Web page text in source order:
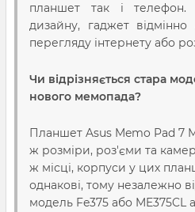
планшет так і телефон.
дизайну, гаджет
перегляду інтернету або
Чи відрізняється стара
нового мемопада?
Планшет Asus Memo Pad 7
ж розміри, роз'єми та
ж місці, корпуси у цих
однакові, тому незалежно
модель Fe375 або ME375CL